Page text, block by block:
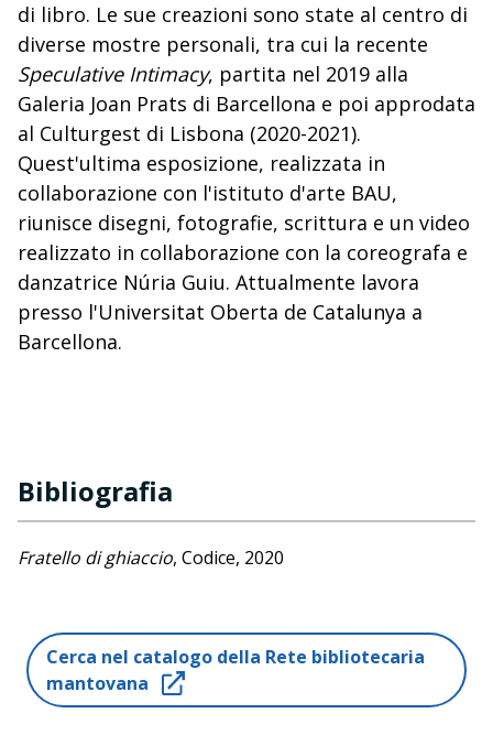
di libro. Le sue creazioni sono state al centro di
diverse mostre personali, tra cui la recente
Speculative Intimacy, partita nel 2019 alla
Galeria Joan Prats di Barcellona e poi approdata
al Culturgest di Lisbona (2020-2021).
Quest'ultima esposizione, realizzata in
collaborazione con l'istituto d'arte BAU,
riunisce disegni, fotografie, scrittura e un video
realizzato in collaborazione con la coreografa e
danzatrice Núria Guiu. Attualmente lavora
presso l'Universitat Oberta de Catalunya a
Barcellona.
Bibliografia
Fratello di ghiaccio, Codice, 2020
Cerca nel catalogo della Rete bibliotecaria
mantovana